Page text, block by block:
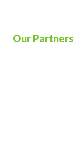
Our Partners